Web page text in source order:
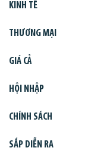
KINH TẾ
THƯƠNG MẠI
GIÁ CẢ
HỘI NHẬP
CHÍNH SÁCH
SẮP DIỄN RA